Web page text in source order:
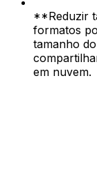
**Reduzir
formatos
tamanho
em nuvem.